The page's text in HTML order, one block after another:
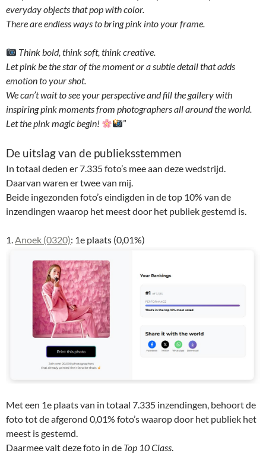
everyday objects that pop with color.
There are endless ways to bring pink into your frame.
Think bold, think soft, think creative.
Let pink be the star of the moment or a subtle detail that adds
emotion to your shot.
We can’t wait to see your perspective and fill the gallery with
inspiring pink moments from photographers all around the world.
Let the pink magic begin!
”
De uitslag van de publieksstemmen
In totaal deden er 7.335 foto’s mee aan deze wedstrijd.
Daarvan waren er twee van mij.
Beide ingezonden foto’s eindigden in de top 10% van de
inzendingen waarop het meest door het publiek gestemd is.
1.Anoek (0320): 1e plaats (0,01%)
Met een 1e plaats van in totaal 7.335 inzendingen, behoort de
foto tot de afgerond 0,01% foto’s waarop door het publiek het
meest is gestemd.
Daarmee valt deze foto in de Top 10 Class